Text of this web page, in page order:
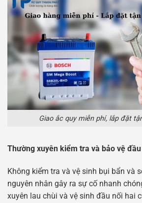
Giao ắc quy miễn phí, lắp đặt
Thường xuyên kiểm tra và bảo vệ
Không kiểm tra và vệ sinh bụi bẩn và
nguyên nhân gây ra sự cố nhanh
xuyên lau chùi và vệ sinh đầu nối hai